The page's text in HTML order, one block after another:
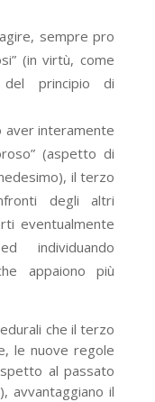
sempre pro
(in virtù, come
del principio di
aver interamente
(aspetto di
il terzo
degli altri
eventualmente
individuando
appaiono più
che il terzo
le nuove regole
al passato
avvantaggiano il